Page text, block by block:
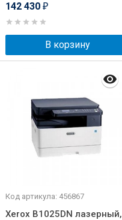
142 430 ₽
В корзину
Код артикула: 456867
Xerox B1025DN лазерный,